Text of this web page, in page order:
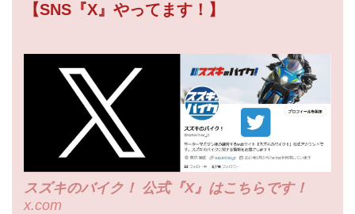
【SNS『X』やってます！】
スズキのバイク！ 公式『X』はこちらです！
x.com